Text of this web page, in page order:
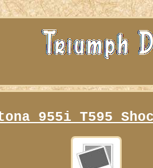
955i T595